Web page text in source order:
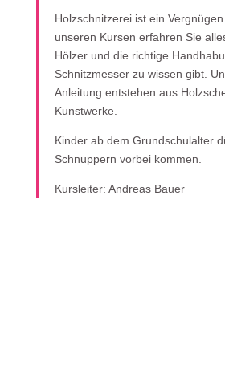
Holzschnitzerei ist ein
unseren Kursen erfahren Sie
Hölzer und die richtige
Schnitzmesser zu wissen gibt.
Anleitung entstehen aus
Kunstwerke.
Kinder ab dem Grundschulalter
Schnuppern vorbei kommen.
Kursleiter: Andreas Bauer